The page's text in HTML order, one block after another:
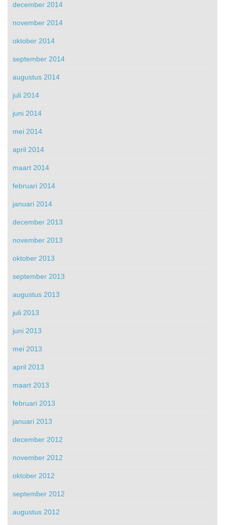
december 2014
november 2014
oktober 2014
september 2014
augustus 2014
juli 2014
juni 2014
mei 2014
april 2014
maart 2014
februari 2014
januari 2014
december 2013
november 2013
oktober 2013
september 2013
augustus 2013
juli 2013
juni 2013
mei 2013
april 2013
maart 2013
februari 2013
januari 2013
december 2012
november 2012
oktober 2012
september 2012
augustus 2012